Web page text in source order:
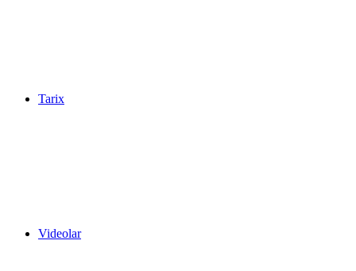
Tarix
Videolar